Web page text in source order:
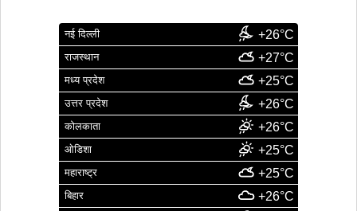
नई दिल्ली +26°C
राजस्थान +27°C
मध्य प्रदेश +25°C
उत्तर प्रदेश +26°C
कोलकाता +26°C
ओडिशा +25°C
महाराष्ट्र +25°C
बिहार +26°C